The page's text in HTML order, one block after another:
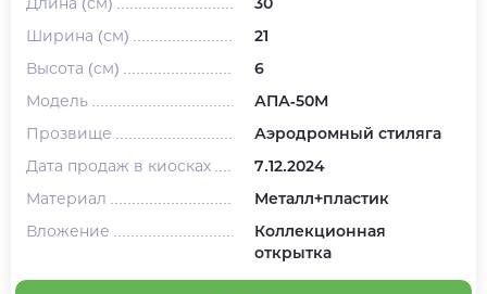
Ширина (см)
21
Высота (см)
6
Модель
АПА-50М
Прозвище
Аэродромный стиляга
Дата продаж в киосках
7.12.2024
Материал
Металл+пластик
Вложение
Коллекционная
открытка